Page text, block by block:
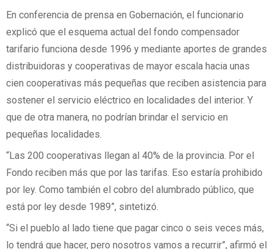
En conferencia de prensa en Gobernación, el funcionario
explicó que el esquema actual del fondo compensador
tarifario funciona desde 1996 y mediante aportes de grandes
distribuidoras y cooperativas de mayor escala hacia unas
cien cooperativas más pequeñas que reciben asistencia para
sostener el servicio eléctrico en localidades del interior. Y
que de otra manera, no podrían brindar el servicio en
pequeñas localidades.
“Las 200 cooperativas llegan al 40% de la provincia. Por el
Fondo reciben más que por las tarifas. Eso estaría prohibido
por ley. Como también el cobro del alumbrado público, que
está por ley desde 1989”, sintetizó.
“Si el pueblo al lado tiene que pagar cinco o seis veces más,
lo tendrá que hacer, pero nosotros vamos a recurrir”, afirmó el